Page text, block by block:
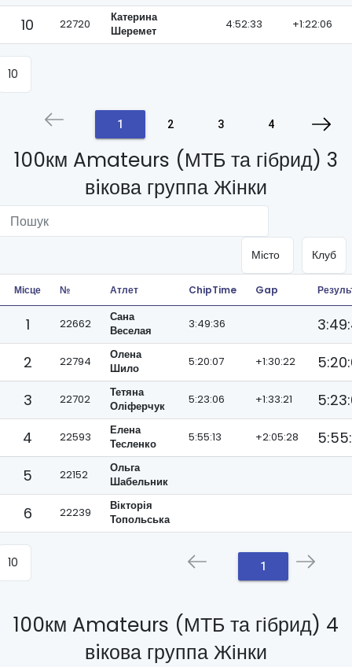
10 22720
Катерина
Шеремет
4:52:33 +1:22:06
1 2 3 4
100км Amateurs (МТБ та гібрид) 3
вiкова группа Жінки
Місце № Атлет ChipTime Gap
1 22662
Сана
Веселая
3:49:36
2
22794
Олена
Шило
5:20:07 +1:30:22
3
22702
Тетяна
Оліферчук
5:23:06 +1:33:21
4
22593
Елена
Тесленко
5:55:13 +2:05:28
5
22152
Ольга
Шабельник
6 22239
Вікторія
Топольська
1
100км Amateurs (МТБ та гібрид) 4
вiкова группа Жінки